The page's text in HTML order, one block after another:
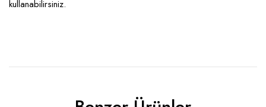
kullanabilirsiniz.